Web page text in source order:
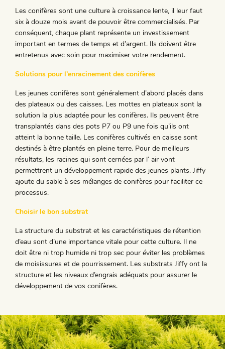
Les conifères sont une culture à croissance lente, il leur faut
six à douze mois avant de pouvoir être commercialisés. Par
conséquent, chaque plant représente un investissement
important en termes de temps et d’argent. Ils doivent être
entretenus avec soin pour maximiser votre rendement.
Solutions pour l’enracinement des conifères
Les jeunes conifères sont généralement d’abord placés dans
des plateaux ou des caisses. Les mottes en plateaux sont la
solution la plus adaptée pour les conifères. Ils peuvent être
transplantés dans des pots P7 ou P9 une fois qu’ils ont
atteint la bonne taille. Les conifères cultivés en caisse sont
destinés à être plantés en pleine terre. Pour de meilleurs
résultats, les racines qui sont cernées par l’ air vont
permettrent un développement rapide des jeunes plants. Jiffy
ajoute du sable à ses mélanges de conifères pour faciliter ce
processus.
Choisir le bon substrat
La structure du substrat et les caractéristiques de rétention
d’eau sont d’une importance vitale pour cette culture. Il ne
doit être ni trop humide ni trop sec pour éviter les problèmes
de moisissures et de pourrissement. Les substrats Jiffy ont la
structure et les niveaux d’engrais adéquats pour assurer le
développement de vos conifères.